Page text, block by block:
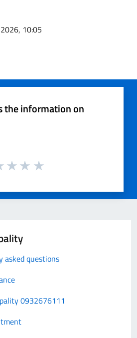
10:05
the information on
asked questions
0932676111